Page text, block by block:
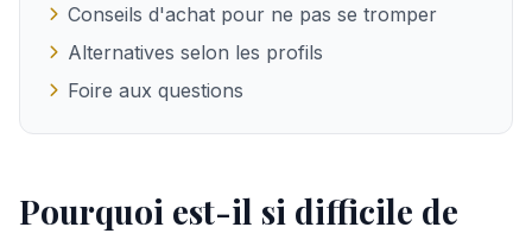
Conseils d'achat pour ne pas se tromper
Alternatives selon les profils
Foire aux questions
Pourquoi est-il si difficile de